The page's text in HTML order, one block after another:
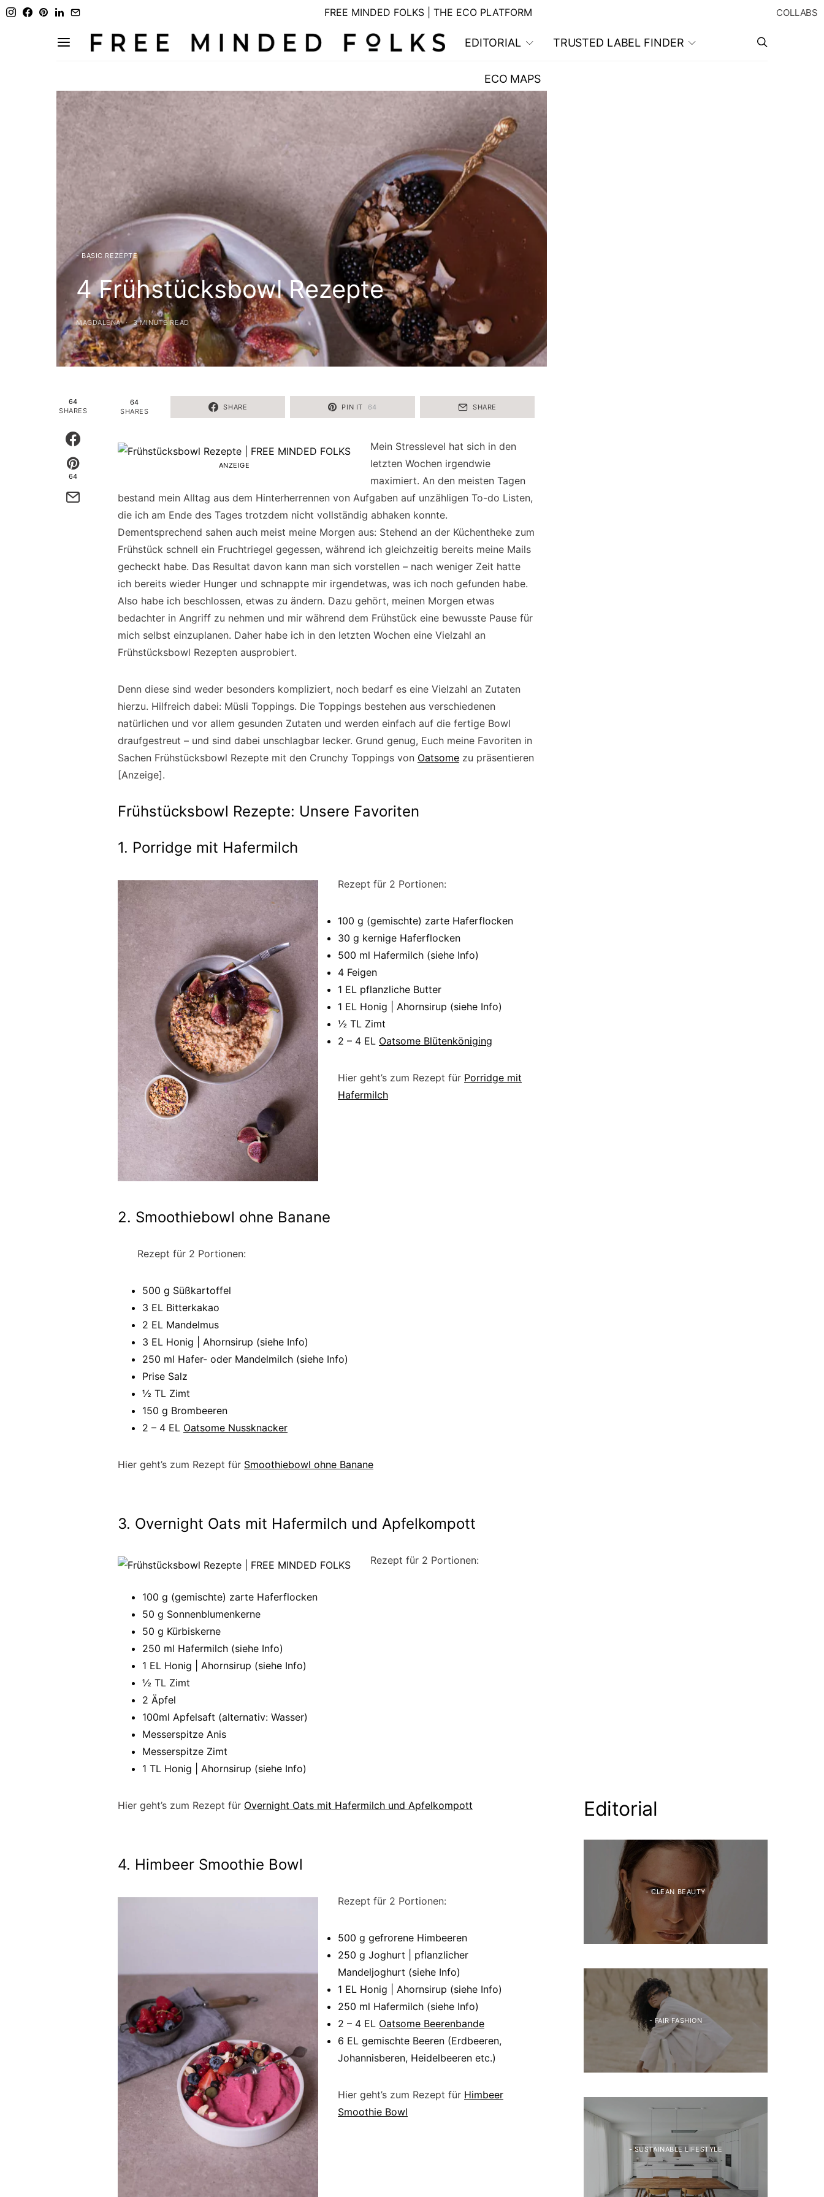
FREE MINDED FOLKS | THE ECO PLATFORM COLLABS
EDITORIAL TRUSTED LABEL FINDER
ECO MAPS
- BASIC REZEPTE
4 Frühstücksbowl Rezepte
MAGDALENA 3 MINUTE READ
64
SHARES
64
64
SHARES
SHARE PIN IT 64 SHARE
ANZEIGE
Mein Stresslevel hat sich in den
letzten Wochen irgendwie
maximiert. An den meisten Tagen
bestand mein Alltag aus dem Hinterherrennen von Aufgaben auf unzähligen To-do Listen,
die ich am Ende des Tages trotzdem nicht vollständig abhaken konnte.
Dementsprechend sahen auch meist meine Morgen aus: Stehend an der Küchentheke zum
Frühstück schnell ein Fruchtriegel gegessen, während ich gleichzeitig bereits meine Mails
gecheckt habe. Das Resultat davon kann man sich vorstellen – nach weniger Zeit hatte
ich bereits wieder Hunger und schnappte mir irgendetwas, was ich noch gefunden habe.
Also habe ich beschlossen, etwas zu ändern. Dazu gehört, meinen Morgen etwas
bedachter in Angriff zu nehmen und mir während dem Frühstück eine bewusste Pause für
mich selbst einzuplanen. Daher habe ich in den letzten Wochen eine Vielzahl an
Frühstücksbowl Rezepten ausprobiert.
Denn diese sind weder besonders kompliziert, noch bedarf es eine Vielzahl an Zutaten
hierzu. Hilfreich dabei: Müsli Toppings. Die Toppings bestehen aus verschiedenen
natürlichen und vor allem gesunden Zutaten und werden einfach auf die fertige Bowl
draufgestreut – und sind dabei unschlagbar lecker. Grund genug, Euch meine Favoriten in
Sachen Frühstücksbowl Rezepte mit den Crunchy Toppings von Oatsome zu präsentieren
[Anzeige].
Frühstücksbowl Rezepte: Unsere Favoriten
1. Porridge mit Hafermilch
Rezept für 2 Portionen:
100 g (gemischte) zarte Haferflocken
30 g kernige Haferflocken
500 ml Hafermilch (siehe Info)
4 Feigen
1 EL pflanzliche Butter
1 EL Honig | Ahornsirup (siehe Info)
½ TL Zimt
2 – 4 EL Oatsome Blütenköniging
Hier geht’s zum Rezept für Porridge mit
Hafermilch
2. Smoothiebowl ohne Banane
Rezept für 2 Portionen:
500 g Süßkartoffel
3 EL Bitterkakao
2 EL Mandelmus
3 EL Honig | Ahornsirup (siehe Info)
250 ml Hafer- oder Mandelmilch (siehe Info)
Prise Salz
½ TL Zimt
150 g Brombeeren
2 – 4 EL Oatsome Nussknacker
Hier geht’s zum Rezept für Smoothiebowl ohne Banane
3. Overnight Oats mit Hafermilch und Apfelkompott
Rezept für 2 Portionen:
100 g (gemischte) zarte Haferflocken
50 g Sonnenblumenkerne
50 g Kürbiskerne
250 ml Hafermilch (siehe Info)
1 EL Honig | Ahornsirup (siehe Info)
½ TL Zimt
2 Äpfel
100ml Apfelsaft (alternativ: Wasser)
Messerspitze Anis
Messerspitze Zimt
1 TL Honig | Ahornsirup (siehe Info)
Hier geht’s zum Rezept für Overnight Oats mit Hafermilch und Apfelkompott
4. Himbeer Smoothie Bowl
Rezept für 2 Portionen:
500 g gefrorene Himbeeren
250 g Joghurt | pflanzlicher
Mandeljoghurt (siehe Info)
1 EL Honig | Ahornsirup (siehe Info)
250 ml Hafermilch (siehe Info)
2 – 4 EL Oatsome Beerenbande
6 EL gemischte Beeren (Erdbeeren,
Johannisberen, Heidelbeeren etc.)
Hier geht’s zum Rezept für Himbeer
Smoothie Bowl
Editorial
- CLEAN BEAUTY
- FAIR FASHION
- SUSTAINABLE LIFESTYLE